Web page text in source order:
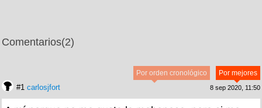
Comentarios(2)
Por mejores
Por orden cronológico
#1 carlosjfort 8 sep 2020, 11:50